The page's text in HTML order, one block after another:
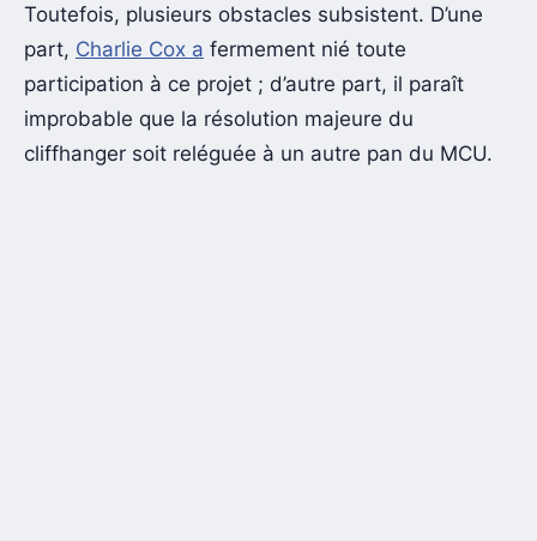
Toutefois, plusieurs obstacles subsistent. D’une
part, Charlie Cox a fermement nié toute
participation à ce projet ; d’autre part, il paraît
improbable que la résolution majeure du
cliffhanger soit reléguée à un autre pan du MCU.